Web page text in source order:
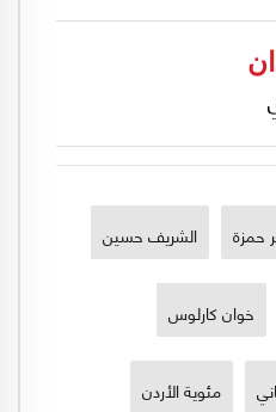
حمزة الشريف حسين
خوان كارلوس
مئوية الأردن